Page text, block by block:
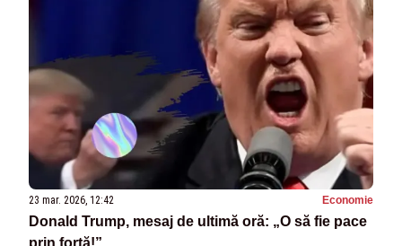
23 mar. 2026, 12:42 Economie
Donald Trump, mesaj de ultimă oră: „O să fie pace